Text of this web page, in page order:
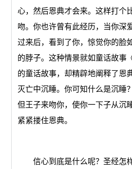
心，然后恩典才会来。这样打个
吻。你也许曾有此经历，当你深
过来后，看到了你，惊觉你的脸
的脖子。这种情景就如童话故事
的童话故事，却精辟地阐释了恩
灭亡中沉睡。你可知什么是沉睡
但王子来吻你，使你一下子从沉
紧紧搂住恩典。
信心到底是什么呢？圣经怎